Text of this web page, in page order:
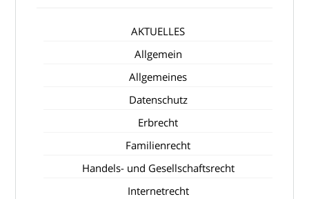
AKTUELLES
Allgemein
Allgemeines
Datenschutz
Erbrecht
Familienrecht
Handels- und Gesellschaftsrecht
Internetrecht